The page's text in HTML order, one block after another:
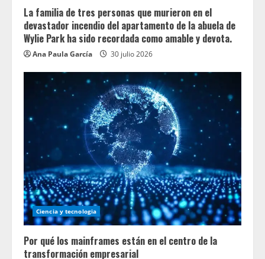
La familia de tres personas que murieron en el
devastador incendio del apartamento de la abuela de
Wylie Park ha sido recordada como amable y devota.
Ana Paula García 30 julio 2026
Ciencia y tecnologia
Por qué los mainframes están en el centro de la
transformación empresarial